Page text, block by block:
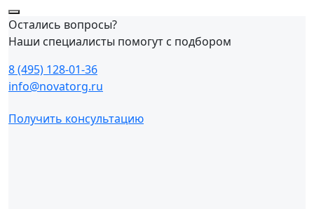
Остались вопросы?
Наши специалисты помогут с подбором
8 (495) 128-01-36
info@novatorg.ru
Получить консультацию